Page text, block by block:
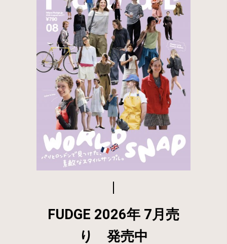
FUDGE 2026年 7月売
り 発売中